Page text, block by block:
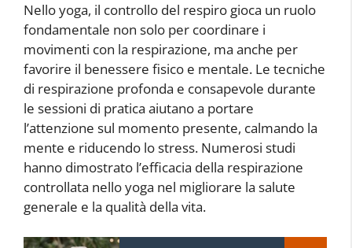
Nello yoga, il controllo del respiro gioca un ruolo
fondamentale non solo per coordinare i
movimenti con la respirazione, ma anche per
favorire il benessere fisico e mentale. Le tecniche
di respirazione profonda e consapevole durante
le sessioni di pratica aiutano a portare
l’attenzione sul momento presente, calmando la
mente e riducendo lo stress. Numerosi studi
hanno dimostrato l’efficacia della respirazione
controllata nello yoga nel migliorare la salute
generale e la qualità della vita.